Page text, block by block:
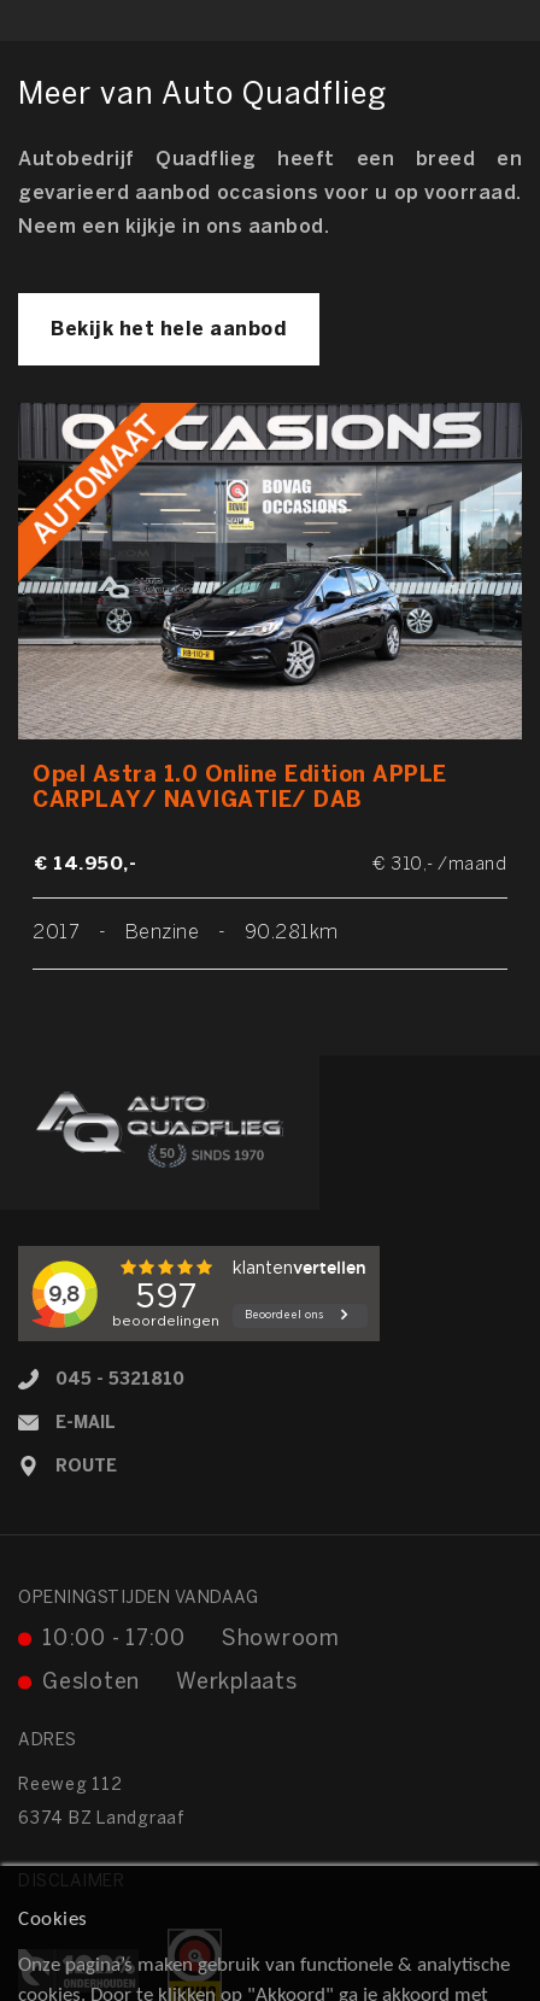
Meer van Auto Quadflieg
Autobedrijf Quadflieg heeft een breed en
gevarieerd aanbod occasions voor u op voorraad.
Neem een kijkje in ons aanbod.
Bekijk het hele aanbod
Opel Astra 1.0 Online Edition APPLE
CARPLAY/ NAVIGATIE/ DAB
€ 14.950,- € 310,- /maand
2017 - Benzine - 90.281km
045 - 5321810
E-MAIL
ROUTE
OPENINGSTIJDEN VANDAAG
Showroom
10:00 - 17:00
Werkplaats
Gesloten
ADRES
Reeweg 112
6374 BZ Landgraaf
DISCLAIMER
Cookies
Onze pagina’s maken gebruik van functionele & analytische
cookies. Door te klikken op "Akkoord" ga je akkoord met